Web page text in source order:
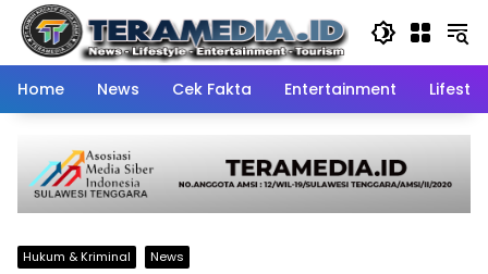
Skip
content
Home
News Cek Fakta Entertainment
Hukum & Kriminal News